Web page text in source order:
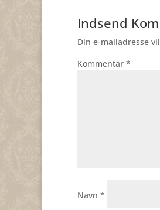
Indsend
Din e-mailadresse
Kommentar *
Navn *